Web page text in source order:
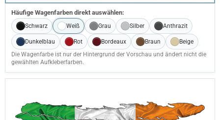
Häufige Wagenfarben direkt auswählen:
Schwarz Weiß Grau Silber Anthrazit
Dunkelblau Rot Bordeaux Braun
Beige
Die Wagenfarbe ist nur der Hintergrund der Vorschau und ändert nicht die
gewählten Aufkleberfarben.